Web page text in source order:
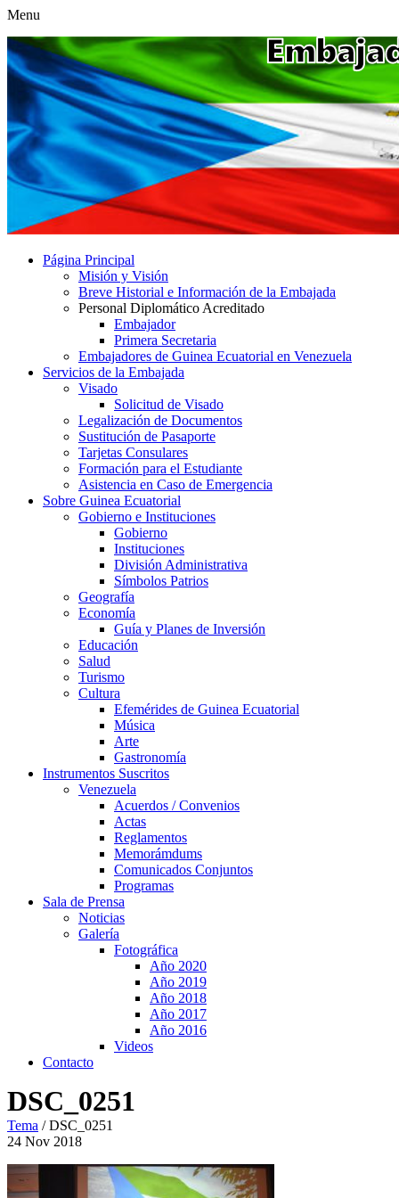
Menu
Página Principal
Misión y Visión
Breve Historial e Información de la Embajada
Personal Diplomático Acreditado
Embajador
Primera Secretaria
Embajadores de Guinea Ecuatorial en Venezuela
Servicios de la Embajada
Visado
Solicitud de Visado
Legalización de Documentos
Sustitución de Pasaporte
Tarjetas Consulares
Formación para el Estudiante
Asistencia en Caso de Emergencia
Sobre Guinea Ecuatorial
Gobierno e Instituciones
Gobierno
Instituciones
División Administrativa
Símbolos Patrios
Geografía
Economía
Guía y Planes de Inversión
Educación
Salud
Turismo
Cultura
Efemérides de Guinea Ecuatorial
Música
Arte
Gastronomía
Instrumentos Suscritos
Venezuela
Acuerdos / Convenios
Actas
Reglamentos
Memorámdums
Comunicados Conjuntos
Programas
Sala de Prensa
Noticias
Galería
Fotográfica
Año 2020
Año 2019
Año 2018
Año 2017
Año 2016
Videos
Contacto
DSC_0251
Tema /DSC_0251
24 Nov 2018